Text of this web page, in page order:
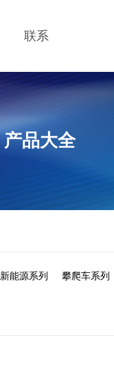
联系
产品大全
新能源系列 攀爬车系列